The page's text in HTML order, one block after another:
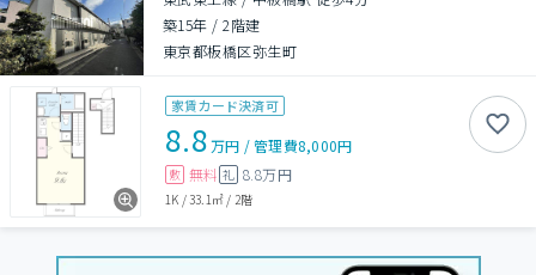
築15年 /2階建
東京都板橋区弥生町
家賃カード決済可
8.8万円 /管理費8,000円
敷 無料 礼 8.8万円
1K /33.1㎡ / 2階